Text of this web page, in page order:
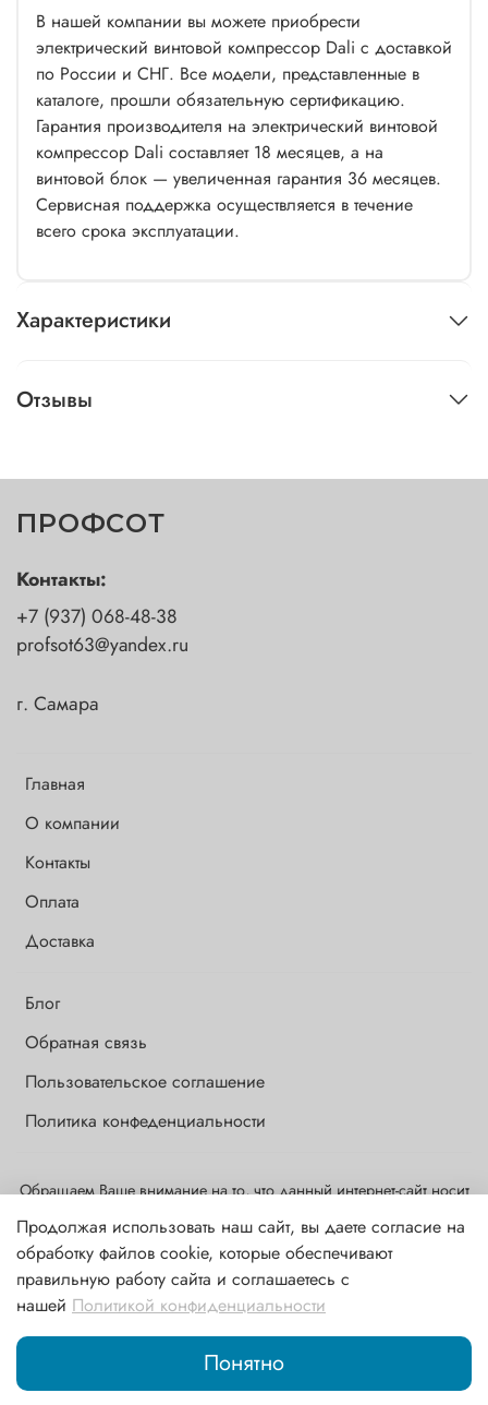
В корзину
В нашей компании вы можете приобрести
электрический винтовой компрессор Dali с доставкой
по России и СНГ. Все модели, представленные в
каталоге, прошли обязательную сертификацию.
Гарантия производителя на электрический винтовой
компрессор Dali составляет 18 месяцев, а на
винтовой блок — увеличенная гарантия 36 месяцев.
Сервисная поддержка осуществляется в течение
всего срока эксплуатации.
Характеристики
Отзывы
ПРОФСОТ
Главная
О компании
Контакты
Оплата
Доставка
Блог
Обратная связь
Пользовательское соглашение
Политика конфеденциальности
Контакты:
+7 (937) 068-48-38
profsot63@yandex.ru
г. Самара
Обращаем Ваше внимание на то, что данный интернет-сайт носит
ни при каких условиях информационные материалы и цены,
размещенные на сайте, не являются публичной офертой,
определяемой положениями ст. 437 ГК РФ
Главная Поиск Корзина Избранное Профиль
Продолжая использовать наш сайт, вы даете согласие на
обработку файлов cookie, которые обеспечивают
правильную работу сайта и соглашаетесь с
нашей Политикой конфиденциальности
Понятно